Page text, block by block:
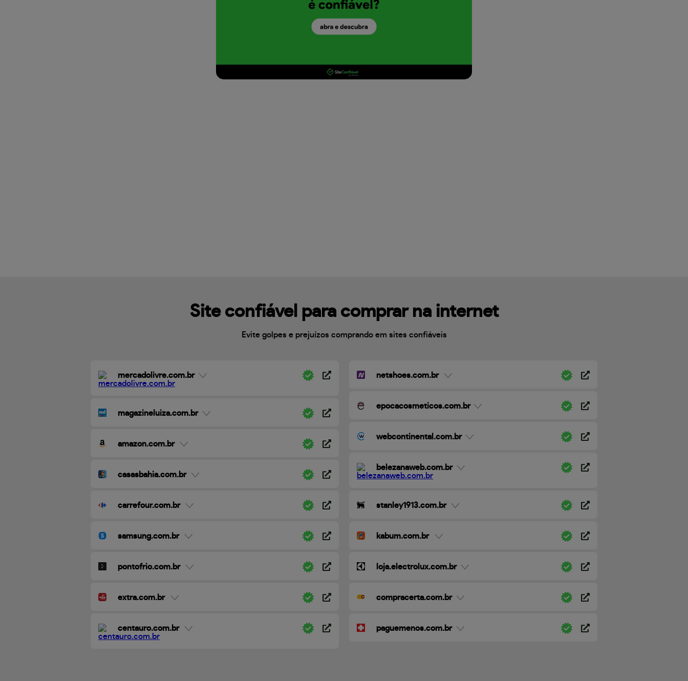
Site confiável para comprar na internet
Evite golpes e prejuízos comprando em sites confiáveis
mercadolivre.com.br
magazineluiza.com.br
amazon.com.br
casasbahia.com.br
carrefour.com.br
samsung.com.br
pontofrio.com.br
extra.com.br
centauro.com.br
netshoes.com.br
epocacosmeticos.com.br
webcontinental.com.br
belezanaweb.com.br
stanley1913.com.br
kabum.com.br
loja.electrolux.com.br
compracerta.com.br
paguemenos.com.br